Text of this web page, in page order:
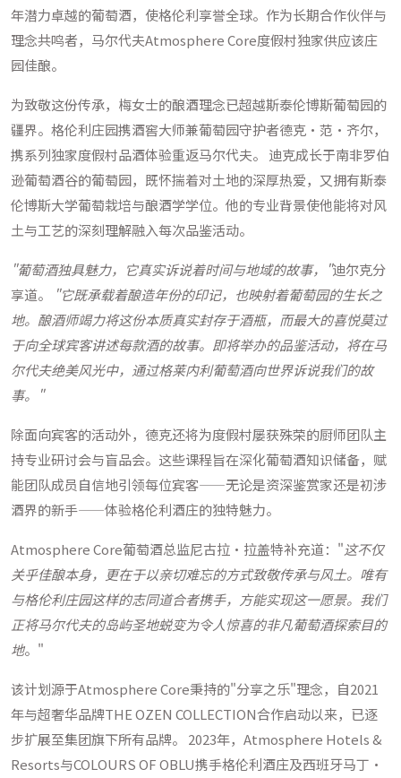
年潜力卓越的葡萄酒，使格伦利享誉全球。作为长期合作伙伴与
理念共鸣者，马尔代夫Atmosphere Core度假村独家供应该庄
园佳酿。
为致敬这份传承，梅女士的酿酒理念已超越斯泰伦博斯葡萄园的
疆界。格伦利庄园携酒窖大师兼葡萄园守护者德克·范·齐尔，
携系列独家度假村品酒体验重返马尔代夫。 迪克成长于南非罗伯
逊葡萄酒谷的葡萄园，既怀揣着对土地的深厚热爱，又拥有斯泰
伦博斯大学葡萄栽培与酿酒学学位。他的专业背景使他能将对风
土与工艺的深刻理解融入每次品鉴活动。
"葡萄酒独具魅力，它真实诉说着时间与地域的故事，"迪尔克分
享道。
"它既承载着酿造年份的印记，也映射着葡萄园的生长之
地。酿酒师竭力将这份本质真实封存于酒瓶，而最大的喜悦莫过
于向全球宾客讲述每款酒的故事。即将举办的品鉴活动，将在马
尔代夫绝美风光中，通过格莱内利葡萄酒向世界诉说我们的故
事。"
除面向宾客的活动外，德克还将为度假村屡获殊荣的厨师团队主
持专业研讨会与盲品会。这些课程旨在深化葡萄酒知识储备，赋
能团队成员自信地引领每位宾客——无论是资深鉴赏家还是初涉
酒界的新手——体验格伦利酒庄的独特魅力。
Atmosphere Core葡萄酒总监尼古拉·拉盖特补充道："这不仅
关乎佳酿本身，更在于以亲切难忘的方式致敬传承与风土。唯有
与格伦利庄园这样的志同道合者携手，方能实现这一愿景。我们
正将马尔代夫的岛屿圣地蜕变为令人惊喜的非凡葡萄酒探索目的
地。"
该计划源于Atmosphere Core秉持的"分享之乐"理念，自2021
年与超奢华品牌THE OZEN COLLECTION合作启动以来，已逐
步扩展至集团旗下所有品牌。 2023年，Atmosphere Hotels &
Resorts与COLOURS OF OBLU携手格伦利酒庄及西班牙马丁·